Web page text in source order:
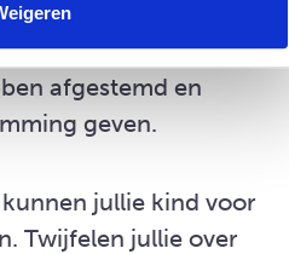
Wij kunnen alleen
nemen, wanneer
afgestemd en
geven.
jullie kind voor
Twijfelen jullie over